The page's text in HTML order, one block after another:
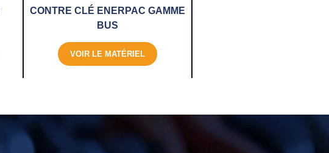
CONTRE CLÉ ENERPAC GAMME
BUS
VOIR LE MATÉRIEL